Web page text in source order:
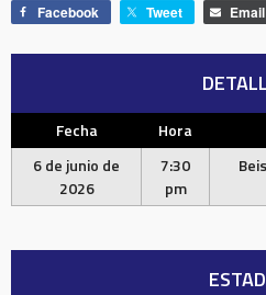
Facebook Tweet Email
Fecha Hora
6 de junio de
2026
7:30
pm